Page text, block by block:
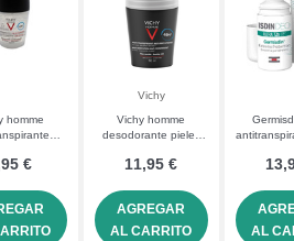
homme
€
Vichy
Vichy homme
desodorante pieles
mL
11,95 €
AGREGAR
AL CARRITO
AL